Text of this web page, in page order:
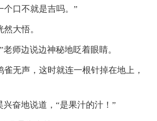
个口不就是吉吗。”
大悟。
老师边说边神秘地眨着眼睛。
雀无声，这时就连一根针掉在地上，
兴奋地说道，“是果汁的汁！”